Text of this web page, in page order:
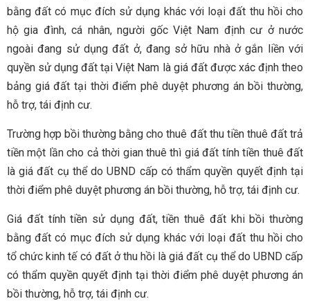
bằng đất có mục đích sử dụng khác với loại đất thu hồi cho
hộ gia đình, cá nhân, người gốc Việt Nam định cư ở nước
ngoài đang sử dụng đất ở, đang sở hữu nhà ở gắn liền với
quyền sử dụng đất tại Việt Nam là giá đất được xác định theo
bảng giá đất tại thời điểm phê duyệt phương án bồi thường,
hỗ trợ, tái định cư.
Trường hợp bồi thường bằng cho thuê đất thu tiền thuê đất trả
tiền một lần cho cả thời gian thuê thì giá đất tính tiền thuê đất
là giá đất cụ thể do UBND cấp có thẩm quyền quyết định tại
thời điểm phê duyệt phương án bồi thường, hỗ trợ, tái định cư.
Giá đất tính tiền sử dụng đất, tiền thuê đất khi bồi thường
bằng đất có mục đích sử dụng khác với loại đất thu hồi cho
tổ chức kinh tế có đất ở thu hồi là giá đất cụ thể do UBND cấp
có thẩm quyền quyết định tại thời điểm phê duyệt phương án
bồi thường, hỗ trợ, tái định cư.